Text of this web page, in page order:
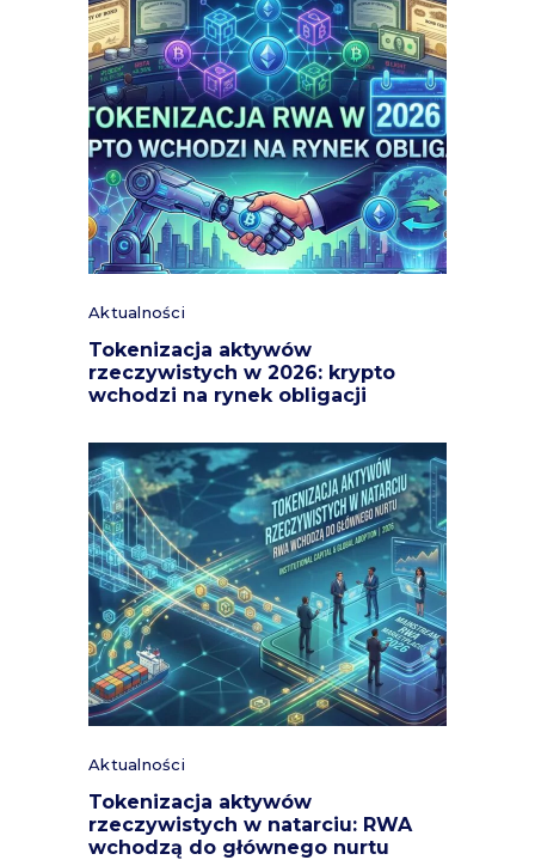
Aktualności
Tokenizacja aktywów
rzeczywistych w 2026: krypto
wchodzi na rynek obligacji
Aktualności
Tokenizacja aktywów
rzeczywistych w natarciu: RWA
wchodzą do głównego nurtu